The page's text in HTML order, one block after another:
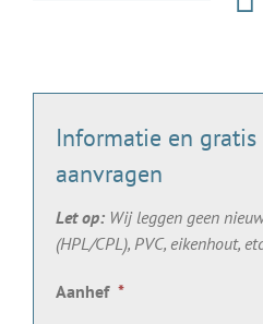
Informatie en
aanvragen
Let op:Wij leggen geen
(HPL/CPL), PVC, eikenhout,
Aanhef *